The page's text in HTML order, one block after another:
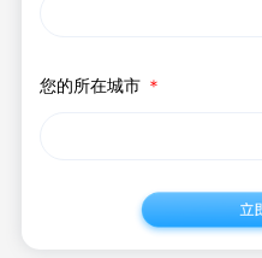
您的所在城市 ＊